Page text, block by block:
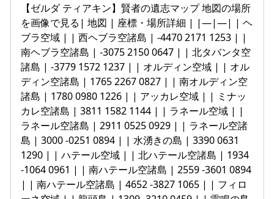
【ゼルダ ティアキン】賢者の遺志マップ 地図の場所
を画像で見る| 地図 | 座標・場所詳細 | |—|—| | ヘ
ブラ空域 | | 西ヘブラ空諸島 | -4470 2171 1253 | |
南ヘブラ空諸島 | -3075 2150 0647 | | 北タバンタ空
諸島 | -3779 1572 1237 | | オルディン空域 | | オル
ディン空諸島 | 1765 2267 0827 | | 南オルディン空
諸島 | 1780 0980 1226 | | アッカレ空域 | | ミナッ
カレ空諸島 | 3811 1582 1144 | | ラネール空域 | |
ラネール空諸島 | 2911 0525 0929 | | ラネール空諸
島 | 3000 -0251 0894 | | 水湧きの島 | 3390 0631
1290 | | ハテール空域 | | 北ハテール空諸島 | 1934
-1064 0961 | | 南ハテール空諸島 | 2559 -3601 0894
| | 南ハテール空諸島 | 4652 -3827 1065 | | フィロ